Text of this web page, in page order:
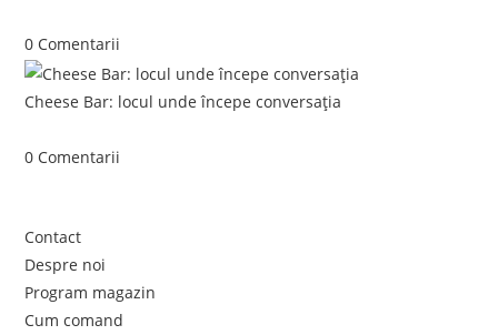
0 Comentarii
Cheese Bar: locul unde începe conversația
0 Comentarii
Contact
Despre noi
Program magazin
Cum comand